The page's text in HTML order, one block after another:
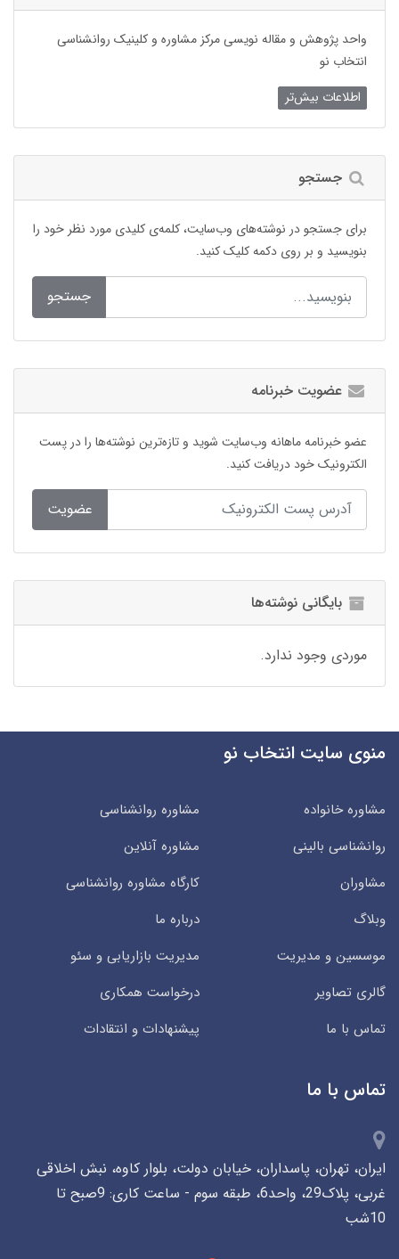
واحد پژوهش و مقاله نویسی مرکز مشاوره و کلینیک روانشناسی
انتخاب نو
اطلاعات بیش‌تر
جستجو
برای جستجو در نوشته‌های وب‌سایت، کلمه‌ی کلیدی مورد نظر خود را
بنویسید و بر روی دکمه کلیک کنید.
جستجو
عضویت خبرنامه
عضو خبرنامه ماهانه وب‌سایت شوید و تازه‌ترین نوشته‌ها را در پست
الکترونیک خود دریافت کنید.
عضویت
بایگانی نوشته‌ها
موردی وجود ندارد.
منوی سایت انتخاب نو
مشاوره خانواده
مشاوره روانشناسی
روانشناسی بالینی
مشاوره آنلاین
مشاوران
کارگاه مشاوره روانشناسی
وبلاگ
درباره ما
موسسین و مدیریت
مدیریت بازاریابی و سئو
گالری تصاویر
درخواست همکاری
تماس با ما
پیشنهادات و انتقادات
تماس با ما
ایران، تهران، پاسداران، خیابان دولت، بلوار کاوه، نبش اخلاقی
غربی، پلاک29، واحد6، طبقه سوم - ساعت کاری: 9صبح تا
10شب